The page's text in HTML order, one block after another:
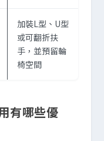
加裝L型、U型
或可翻折扶
手，並預留輪
椅空間
有哪些優